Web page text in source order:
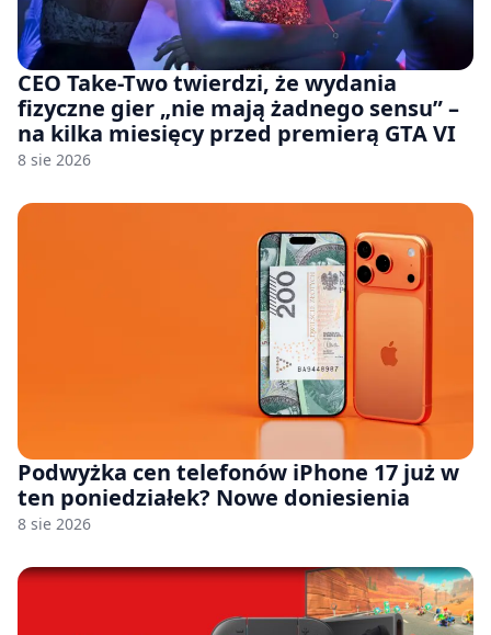
CEO Take-Two twierdzi, że wydania
fizyczne gier „nie mają żadnego sensu” –
na kilka miesięcy przed premierą GTA VI
8 sie 2026
Podwyżka cen telefonów iPhone 17 już w
ten poniedziałek? Nowe doniesienia
8 sie 2026